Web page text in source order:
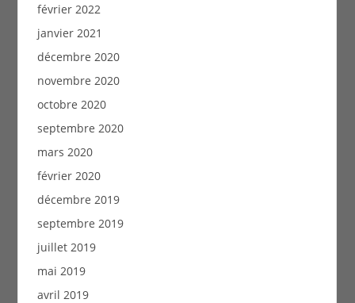
février 2022
janvier 2021
décembre 2020
novembre 2020
octobre 2020
septembre 2020
mars 2020
février 2020
décembre 2019
septembre 2019
juillet 2019
mai 2019
avril 2019